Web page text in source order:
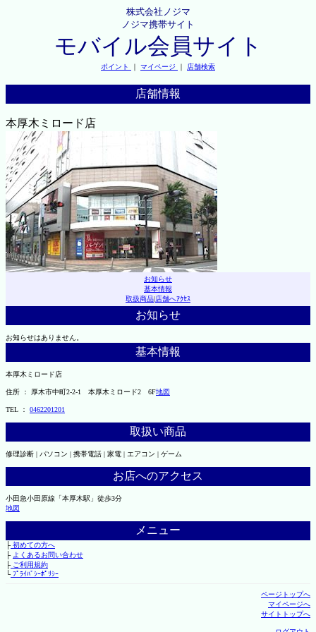
株式会社ノジマ
ノジマ携帯サイト
モバイル会員サイト
ポイント ｜ マイページ ｜ 店舗検索
店舗情報
本厚木ミロード店
お知らせ
基本情報
取扱商品|店舗へｱｸｾｽ
お知らせ
お知らせはありません。
基本情報
本厚木ミロード店
住所 ： 厚木市中町2-2-1 本厚木ミロード2 6F地図
TEL ： 0462201201
取扱い商品
修理診断 | パソコン | 携帯電話 | 家電 | エアコン | ゲーム
お店へのアクセス
小田急小田原線「本厚木駅」徒歩3分
地図
メニュー
├初めての方へ
├ よくあるお問い合わせ
├ご利用規約
└ﾌﾟﾗｲﾊﾞｼｰﾎﾟﾘｼｰ
ページトップへ
マイページへ
サイトトップへ